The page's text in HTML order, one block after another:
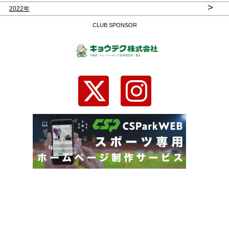
2022年 >
CLUB SPONSOR